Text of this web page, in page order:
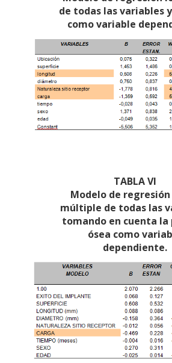
de todas las variables
como variable
TABLA VI
Modelo de
múltiple de todas las
tomando en cuenta la
ósea como
dependiente.